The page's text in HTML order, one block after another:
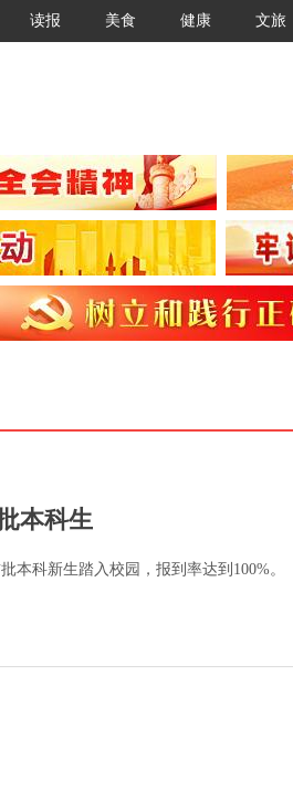
读报 美食 健康 文旅
本科生
本科新生踏入校园，报到率达到100%。